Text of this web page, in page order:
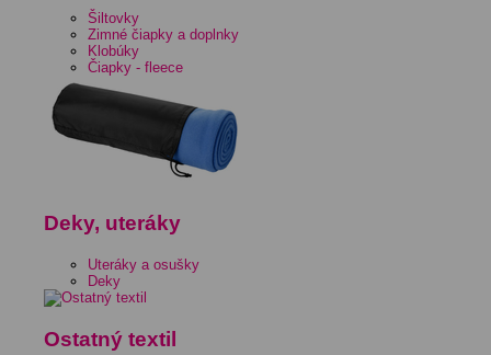
Šiltovky
Zimné čiapky a doplnky
Klobúky
Čiapky - fleece
Deky, uteráky
Uteráky a osušky
Deky
Ostatný textil